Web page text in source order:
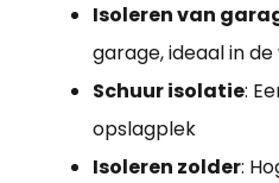
Isoleren van
garage, ideaal in
Schuur isolatie:
opslagplek
Isoleren zolder: